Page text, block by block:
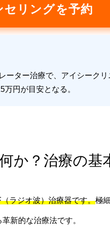
セリングを予約
ター治療で、アイシーク
円が目安となる。
か？治療の基
ラジオ波）治療器です。極
新的な治療法です。